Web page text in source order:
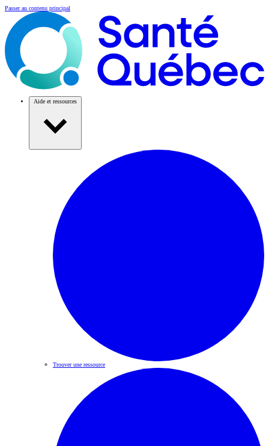
Passer au contenu principal
Aide et ressources
Trouver une ressource